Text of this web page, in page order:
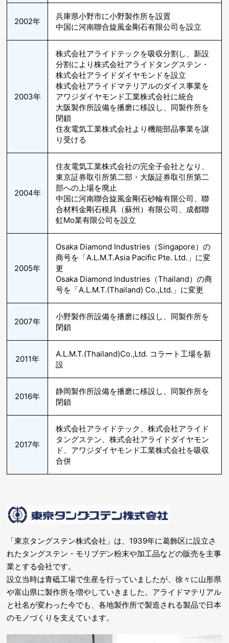
2002年
兵庫県小野市に小野製作所を設置
中国に河南聯合旋風金剛石有限公司を設立
2003年
株式会社アライドテックを吸収分割し、新設
分割により株式会社アライドタングステン・
株式会社アライドダイヤモンドを設立
株式会社アライドマテリアルのダイス事業を
アワジダイヤモンド工業株式会社に統合
大阪製作所設備を播磨に移設し、同製作所を
閉鎖
住友電気工業株式会社より機能部品事業を譲
り受ける
2004年
住友電気工業株式会社の完全子会社となり、
東京証券取引所第二部・大阪証券取引所第二
部への上場を廃止
中国に河南聯合旋風金剛石砂輪有限公司、聯
合材料金剛石模具（蘇州）有限公司、成都聯
虹Mo業有限公司を設立
2005年
Osaka Diamond Industries（Singapore）の
商号を「A.L.M.T.Asia Pacific Pte. Ltd.」に変
更
Osaka Diamond Industries（Thailand）の商
号を「A.L.M.T.(Thailand) Co.,Ltd.」に変更
2007年
小野製作所設備を播磨に移設し、同製作所を
閉鎖
2011年
A.L.M.T.(Thailand)Co.,Ltd. コラート工場を新
設
2016年
静岡製作所設備を播磨に移設し、同製作所を
閉鎖
2017年
株式会社アライドテック、株式会社アライド
タングステン、株式会社アライドダイヤモン
ド、アワジダイヤモンド工業株式会社を吸収
合併
「東京タングステン株式会社」は、1939年に葛飾区に設立さ
れたタングステン・モリブデン粉末や加工品などの販売を主事
業とする会社です。
設立当時は青砥工場で生産を行っていましたが、徐々に山形県
や富山県に製作所を増やしていきました。アライドマテリアル
と社名が変わった今でも、各地製作所で製造される製品で日本
のモノづくりを支えています。